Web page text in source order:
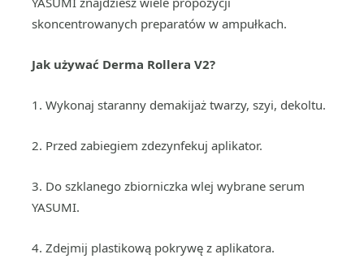
skoncentrowanych preparatów w ampułkach.
Jak używać Derma Rollera V2?
1. Wykonaj staranny demakijaż twarzy, szyi, dekoltu.
2. Przed zabiegiem zdezynfekuj aplikator.
3. Do szklanego zbiorniczka wlej wybrane serum
YASUMI.
4. Zdejmij plastikową pokrywę z aplikatora.